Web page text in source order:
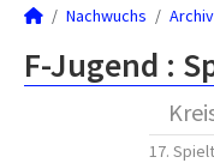
Nachwuchs Archiv
F-Jugend :
17.